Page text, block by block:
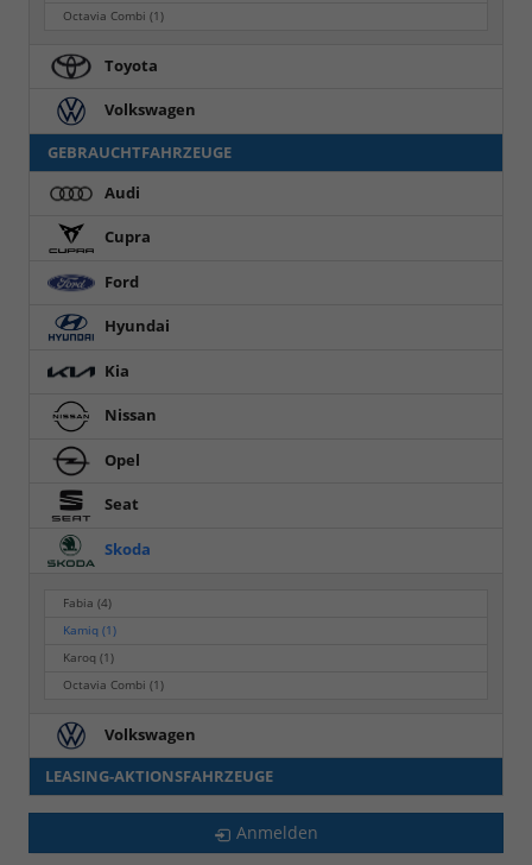
Octavia Combi(1)
Toyota
Volkswagen
GEBRAUCHTFAHRZEUGE
Audi
Cupra
Ford
Hyundai
Kia
Nissan
Opel
Seat
Skoda
Fabia(4)
Kamiq(1)
Karoq(1)
Octavia Combi(1)
Volkswagen
LEASING-AKTIONSFAHRZEUGE
Anmelden